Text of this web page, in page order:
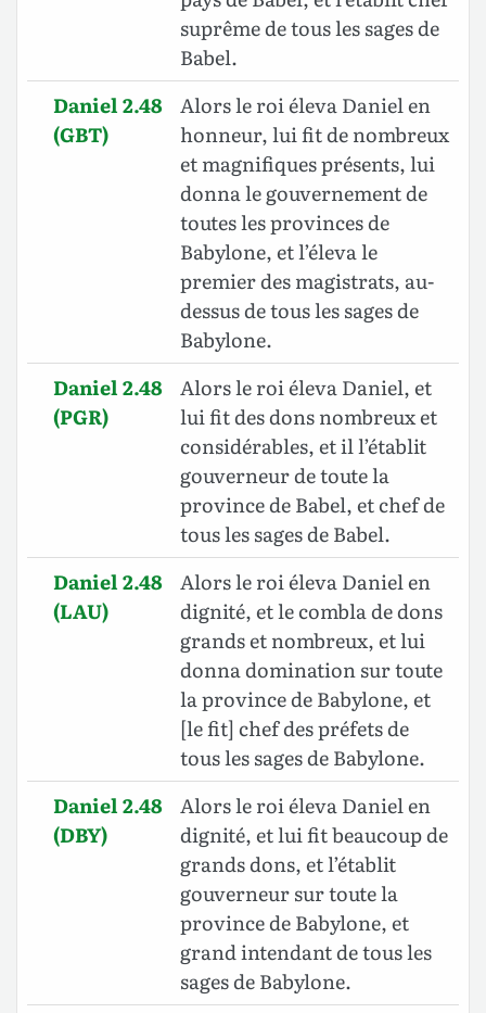
suprême de tous les sages de
Babel.
Daniel 2.48
(GBT)
Alors le roi éleva Daniel en
honneur, lui fit de nombreux
et magnifiques présents, lui
donna le gouvernement de
toutes les provinces de
Babylone, et l’éleva le
premier des magistrats, au-
dessus de tous les sages de
Babylone.
Daniel 2.48
(PGR)
Alors le roi éleva Daniel, et
lui fit des dons nombreux et
considérables, et il l’établit
gouverneur de toute la
province de Babel, et chef de
tous les sages de Babel.
Daniel 2.48
(LAU)
Alors le roi éleva Daniel en
dignité, et le combla de dons
grands et nombreux, et lui
donna domination sur toute
la province de Babylone, et
[le fit] chef des préfets de
tous les sages de Babylone.
Daniel 2.48
(DBY)
Alors le roi éleva Daniel en
dignité, et lui fit beaucoup de
grands dons, et l’établit
gouverneur sur toute la
province de Babylone, et
grand intendant de tous les
sages de Babylone.